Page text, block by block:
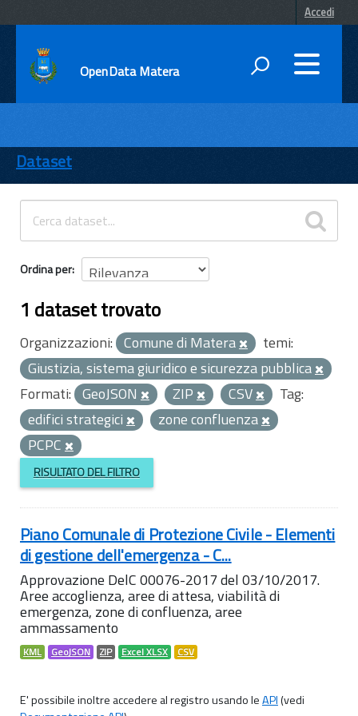
Accedi
OpenData Matera
ENTI
TEMI
INFORMAZIONI
Dataset
Ordina per
1 dataset trovato
Organizzazioni: Comune di Matera
temi:
Giustizia, sistema giuridico e sicurezza pubblica
Formati: GeoJSON ZIP CSV
Tag:
edifici strategici
zone confluenza
PCPC
RISULTATO DEL FILTRO
Piano Comunale di Protezione Civile - Elementi
di gestione dell'emergenza - C...
Approvazione DelC 00076-2017 del 03/10/2017.
Aree accoglienza, aree di attesa, viabilità di
emergenza, zone di confluenza, aree
ammassamento
KML GeoJSON ZIP Excel XLSX CSV
E' possibile inoltre accedere al registro usando leAPI(vedi